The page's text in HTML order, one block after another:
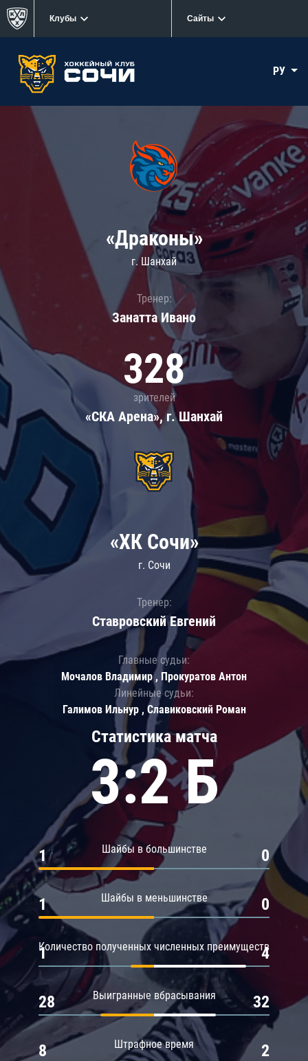
Клубы Сайты
РУ
«Драконы»
г. Шанхай
Тренер:
Занатта Иванo
328
зрителей
«СКА Арена», г. Шанхай
Статистика матча
3:2 Б
Шайбы в большинстве
1 0
Шайбы в меньшинстве
1 0
Количество полученных численных преимуществ
1 4
Выигранные вбрасывания
28 32
Штрафное время
8 2
«ХК Сочи»
г. Сочи
Тренер:
Ставровский Евгений
Главные судьи:
Мочалов Владимир , Прокуратов Антон
Линейные судьи:
Галимов Ильнур , Славиковский Роман